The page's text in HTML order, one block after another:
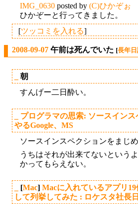
IMG_0630 posted by (C)ひかぞぉ
ひかぞーと行ってきました。
[ツッコミを入れる]
2008-09-07 午前は死んでいた [長年
朝
すんげー二日酔い。
プログラマの思索: ソースイン
やるGoogle、MS
ソースインスペクションをまじ
うちはそれが出来てないという
かってもらえない。
[Mac] Macに入れているアプリ
して列挙してみた : ロケスタ社長